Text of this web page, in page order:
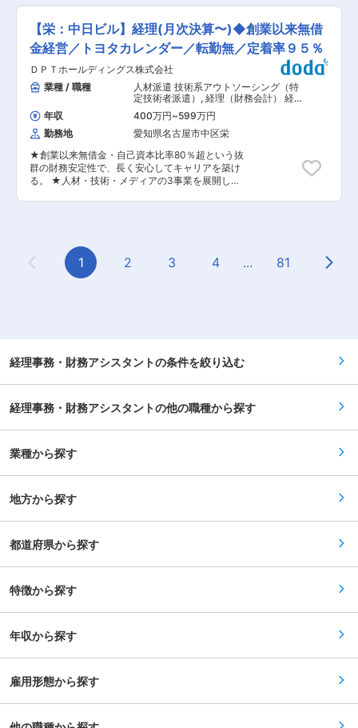
ローや提携している士業事務所との連携方法を学
び、先輩のアシスタント業務を行いながら仕事に
慣れていただきます。相談対応も行いますが、初
めのうちは上司や先輩がフォローしますので、安
心してステップアップしていただけます。 ■事務
所の魅力： 1988年創業。海に近い横浜駅のオフ
ィスで、税務・会計・経営支援を通じて中小・中
堅企業の成長と安定経営に貢献しています。 専門
分野のプロフェッショナルが集結し、総合的な支
援体制を整えています。 変更の範囲：適性に応じ
て会社の指示する業務への異動を命じることがあ
ります
しています。厚木市の事務所にて、保証会社やオ
ーナー様への支払い業務、データ入力、各種書類
作成、社員補佐業務など、賃貸管理事業を支える
一般事務を担当していただきます。 ■業務詳細
・保証会社、オーナー様への支払い関連処理（伝
票作成、入出金管理、精算業務） ・専用システム
やExcel、Wordを用いた各種データ入力・書類作
成 ・部署内社員の補佐業務、他部署との連携・調
整 ・業務フローの見直しや効率化の提案、改善活
動への参加 ・その他、会社の定める範囲の事務業
務（業務内容変更あり） ■扱うサービス 当社管
理物件の入居管理、オーナー様対応、賃貸契約関
連事務など、不動産賃貸管理に付随する一連のサ
ービスを支えます。 ■組織構成 厚木市の事務所
は約12名体制で、管理職1名・補佐2名、一般社員
が中心です。男女比は5:5で、30〜40代が活躍し
積み、生活に密着した賃貸管理を裏側から支える
やりがいがあります。正社員登用実績も高く、長
期的なキャリア形成が可能です。 ■教育体制
生も充実しています。 ■想定されるキャリアパス
リストやリーダー職へのステップアップも目指せ
ます。 ■企業の特徴/魅力 JAグループ100％出資
の安定企業で、地域の住生活を支える社会貢献性
工期案件もなく、安心して長く働ける環境です。
【栄：中日ビル】経理(月次決算〜)◆創業以来無借
金経営／トヨタカレンダー／転勤無／定着率９５％
ＤＰＴホールディングス株式会社
業種 / 職種
人材派遣 技術系アウトソーシング（特
定技術者派遣） , 経理（財務会計） 経
理事務・財務アシスタント
年収 400万円~599万円
勤務地
愛知県名古屋市中区栄
★創業以来無借金・自己資本比率80％超という抜
群の財務安定性で、長く安心してキャリアを築け
る。 ★人材・技術・メディアの3事業を展開し、
常業務から月次・年次決算、さらには管理会計へ
とステップアップできるポジションです。 会社の
成長スピードに合わせて、経営判断を支える“正
らに近いポジションへステップアップできるチャ
う環境で、単調ではなく“広く深い経理スキル”が
ッフ3名）で、裁量が大きく意思決定が早い。 ・
れ 導入研修＋業務フロー理解 会社の事業の仕組
みや経理体制を丁寧に説明。 OJTで実務習得（半
年〜1年） 仕訳→試算表→月次補助→決算へと段
提案にも挑戦 “経営に貢献する経理”としてステッ
できる。 明確な評価制度で努力が可視化され、昇
給・昇格が実力に応じてスピーディー。 年休121
日のトヨタカレンダーや残業抑制など、プライベ
変更の範囲：会社の定める業務
Previous Page
1 2 3 4 ... 81
経理事務・財務アシスタントの条件を絞り込む
経理事務・財務アシスタントの他の職種から探す
業種から探す
地方から探す
都道府県から探す
特徴から探す
年収から探す
雇用形態から探す